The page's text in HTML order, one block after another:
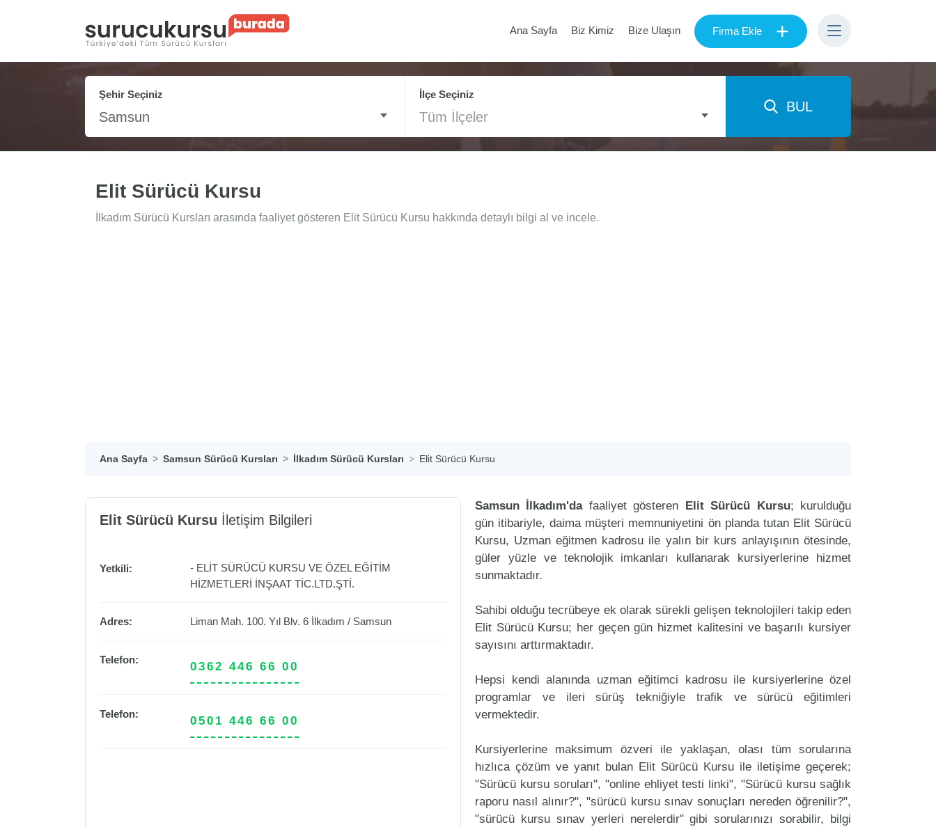
Ana Sayfa Biz Kimiz Bize Ulaşın Firma Ekle +
Şehir Seçiniz
Samsun
İlçe Seçiniz
Tüm İlçeler
BUL
Elit Sürücü Kursu
İlkadım Sürücü Kursları arasında faaliyet gösteren Elit Sürücü Kursu hakkında detaylı bilgi al ve incele.
Ana Sayfa Samsun Sürücü Kursları İlkadım Sürücü Kursları Elit Sürücü Kursu
Elit Sürücü Kursu İletişim Bilgileri
Yetkili:
- ELİT SÜRÜCÜ KURSU VE ÖZEL EĞİTİM
HİZMETLERİ İNŞAAT TİC.LTD.ŞTİ.
Adres: Liman Mah. 100. Yıl Blv. 6 İlkadım / Samsun
Telefon:
0362 446 66 00
Telefon:
0501 446 66 00
Samsun İlkadım'dafaaliyet gösteren Elit Sürücü Kursu; kurulduğu
gün itibariyle, daima müşteri memnuniyetini ön planda tutan Elit Sürücü
Kursu, Uzman eğitmen kadrosu ile yalın bir kurs anlayışının ötesinde,
güler yüzle ve teknolojik imkanları kullanarak kursiyerlerine hizmet
sunmaktadır.
Sahibi olduğu tecrübeye ek olarak sürekli gelişen teknolojileri takip eden
Elit Sürücü Kursu; her geçen gün hizmet kalitesini ve başarılı kursiyer
sayısını arttırmaktadır.
Hepsi kendi alanında uzman eğitimci kadrosu ile kursiyerlerine özel
programlar ve ileri sürüş tekniğiyle trafik ve sürücü eğitimleri
vermektedir.
Kursiyerlerine maksimum özveri ile yaklaşan, olası tüm sorularına
hızlıca çözüm ve yanıt bulan Elit Sürücü Kursu ile iletişime geçerek;
"Sürücü kursu soruları", "online ehliyet testi linki", "Sürücü kursu sağlık
raporu nasıl alınır?", "sürücü kursu sınav sonuçları nereden öğrenilir?",
"sürücü kursu sınav yerleri nerelerdir" gibi sorularınızı sorabilir, bilgi